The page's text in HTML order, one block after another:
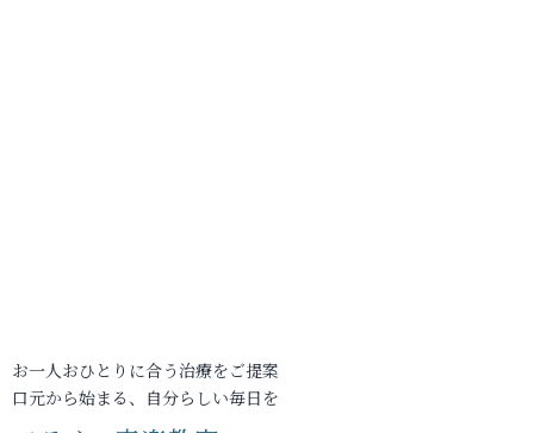
お一人おひとりに合う治療をご提案
口元から始まる、自分らしい毎日を